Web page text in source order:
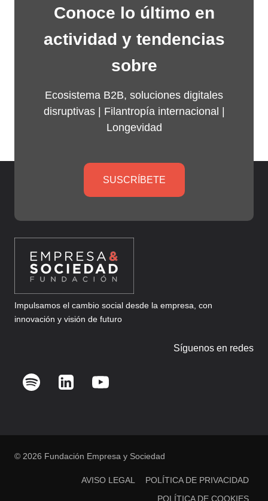
Conoce lo último en
actividad y tendencias
sobre
Ecosistema B2B, soluciones digitales
disruptivas | Filantropía internacional
Longevidad
SUSCRÍBETE
Impulsamos el cambio social desde la empresa, con
innovación y visión de futuro
Síguenos en redes
© 2026 Fundación Empresa y Sociedad
AVISO LEGAL
POLÍTICA DE PRIVACIDAD
POLÍTICA DE COOKIES